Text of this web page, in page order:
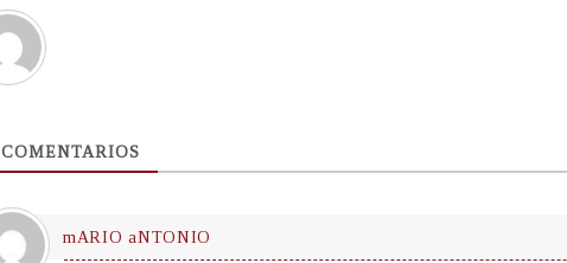
COMENTARIOS
mARIO aNTONIO